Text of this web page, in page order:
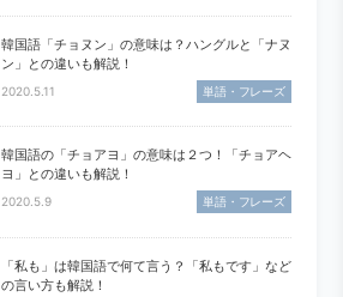
韓国語「チョヌン」の意味は？ハングルと「ナヌ
ン」との違いも解説！
2020.5.11 単語・フレーズ
韓国語の「チョアヨ」の意味は２つ！「チョアヘ
ヨ」との違いも解説！
2020.5.9 単語・フレーズ
「私も」は韓国語で何て言う？「私もです」など
の言い方も解説！